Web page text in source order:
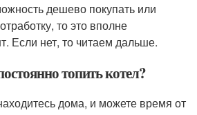
дешево покупать или
то это вполне
Если нет, то читаем дальше.
топить котел?
дома, и можете время от